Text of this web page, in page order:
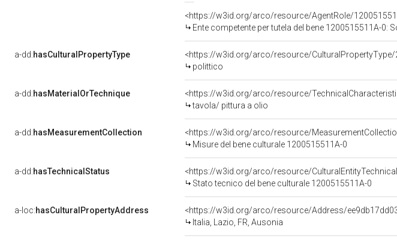
<https://w3id.org/arco/resource/AgentRole/
Ente competente per tutela del bene 1200515511A-0:
a-dd:hasCulturalPropertyType
<https://w3id.org/arco/resource/
polittico
a-dd:hasMaterialOrTechnique
<https://w3id.org/arco/resource/
tavola/ pittura a olio
a-dd:hasMeasurementCollection
<https://w3id.org/arco/resource/
Misure del bene culturale 1200515511A-0
a-dd:hasTechnicalStatus
<https://w3id.org/arco/resource/
Stato tecnico del bene culturale 1200515511A-0
a-loc:hasCulturalPropertyAddress
<https://w3id.org/arco/resource/Address/
Italia, Lazio, FR, Ausonia